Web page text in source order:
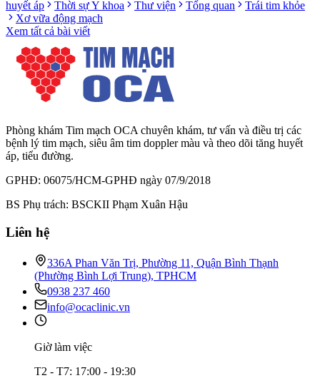
huyết áp Thời sự Y khoa Thư viện Tổng quan
Trái tim khỏe
Xơ vữa động mạch
Xem tất cả bài viết
Phòng khám Tim mạch OCA chuyên khám, tư vấn và điều trị các
bệnh lý tim mạch, siêu âm tim doppler màu và theo dõi tăng huyết
áp, tiểu đường.
GPHĐ: 06075/HCM-GPHĐ ngày 07/9/2018
BS Phụ trách: BSCKII Phạm Xuân Hậu
Liên hệ
336A Phan Văn Trị, Phường 11, Quận Bình Thạnh
(Phường Bình Lợi Trung), TPHCM
0938 237 460
info@ocaclinic.vn
Giờ làm việc
T2 - T7: 17:00 - 19:30